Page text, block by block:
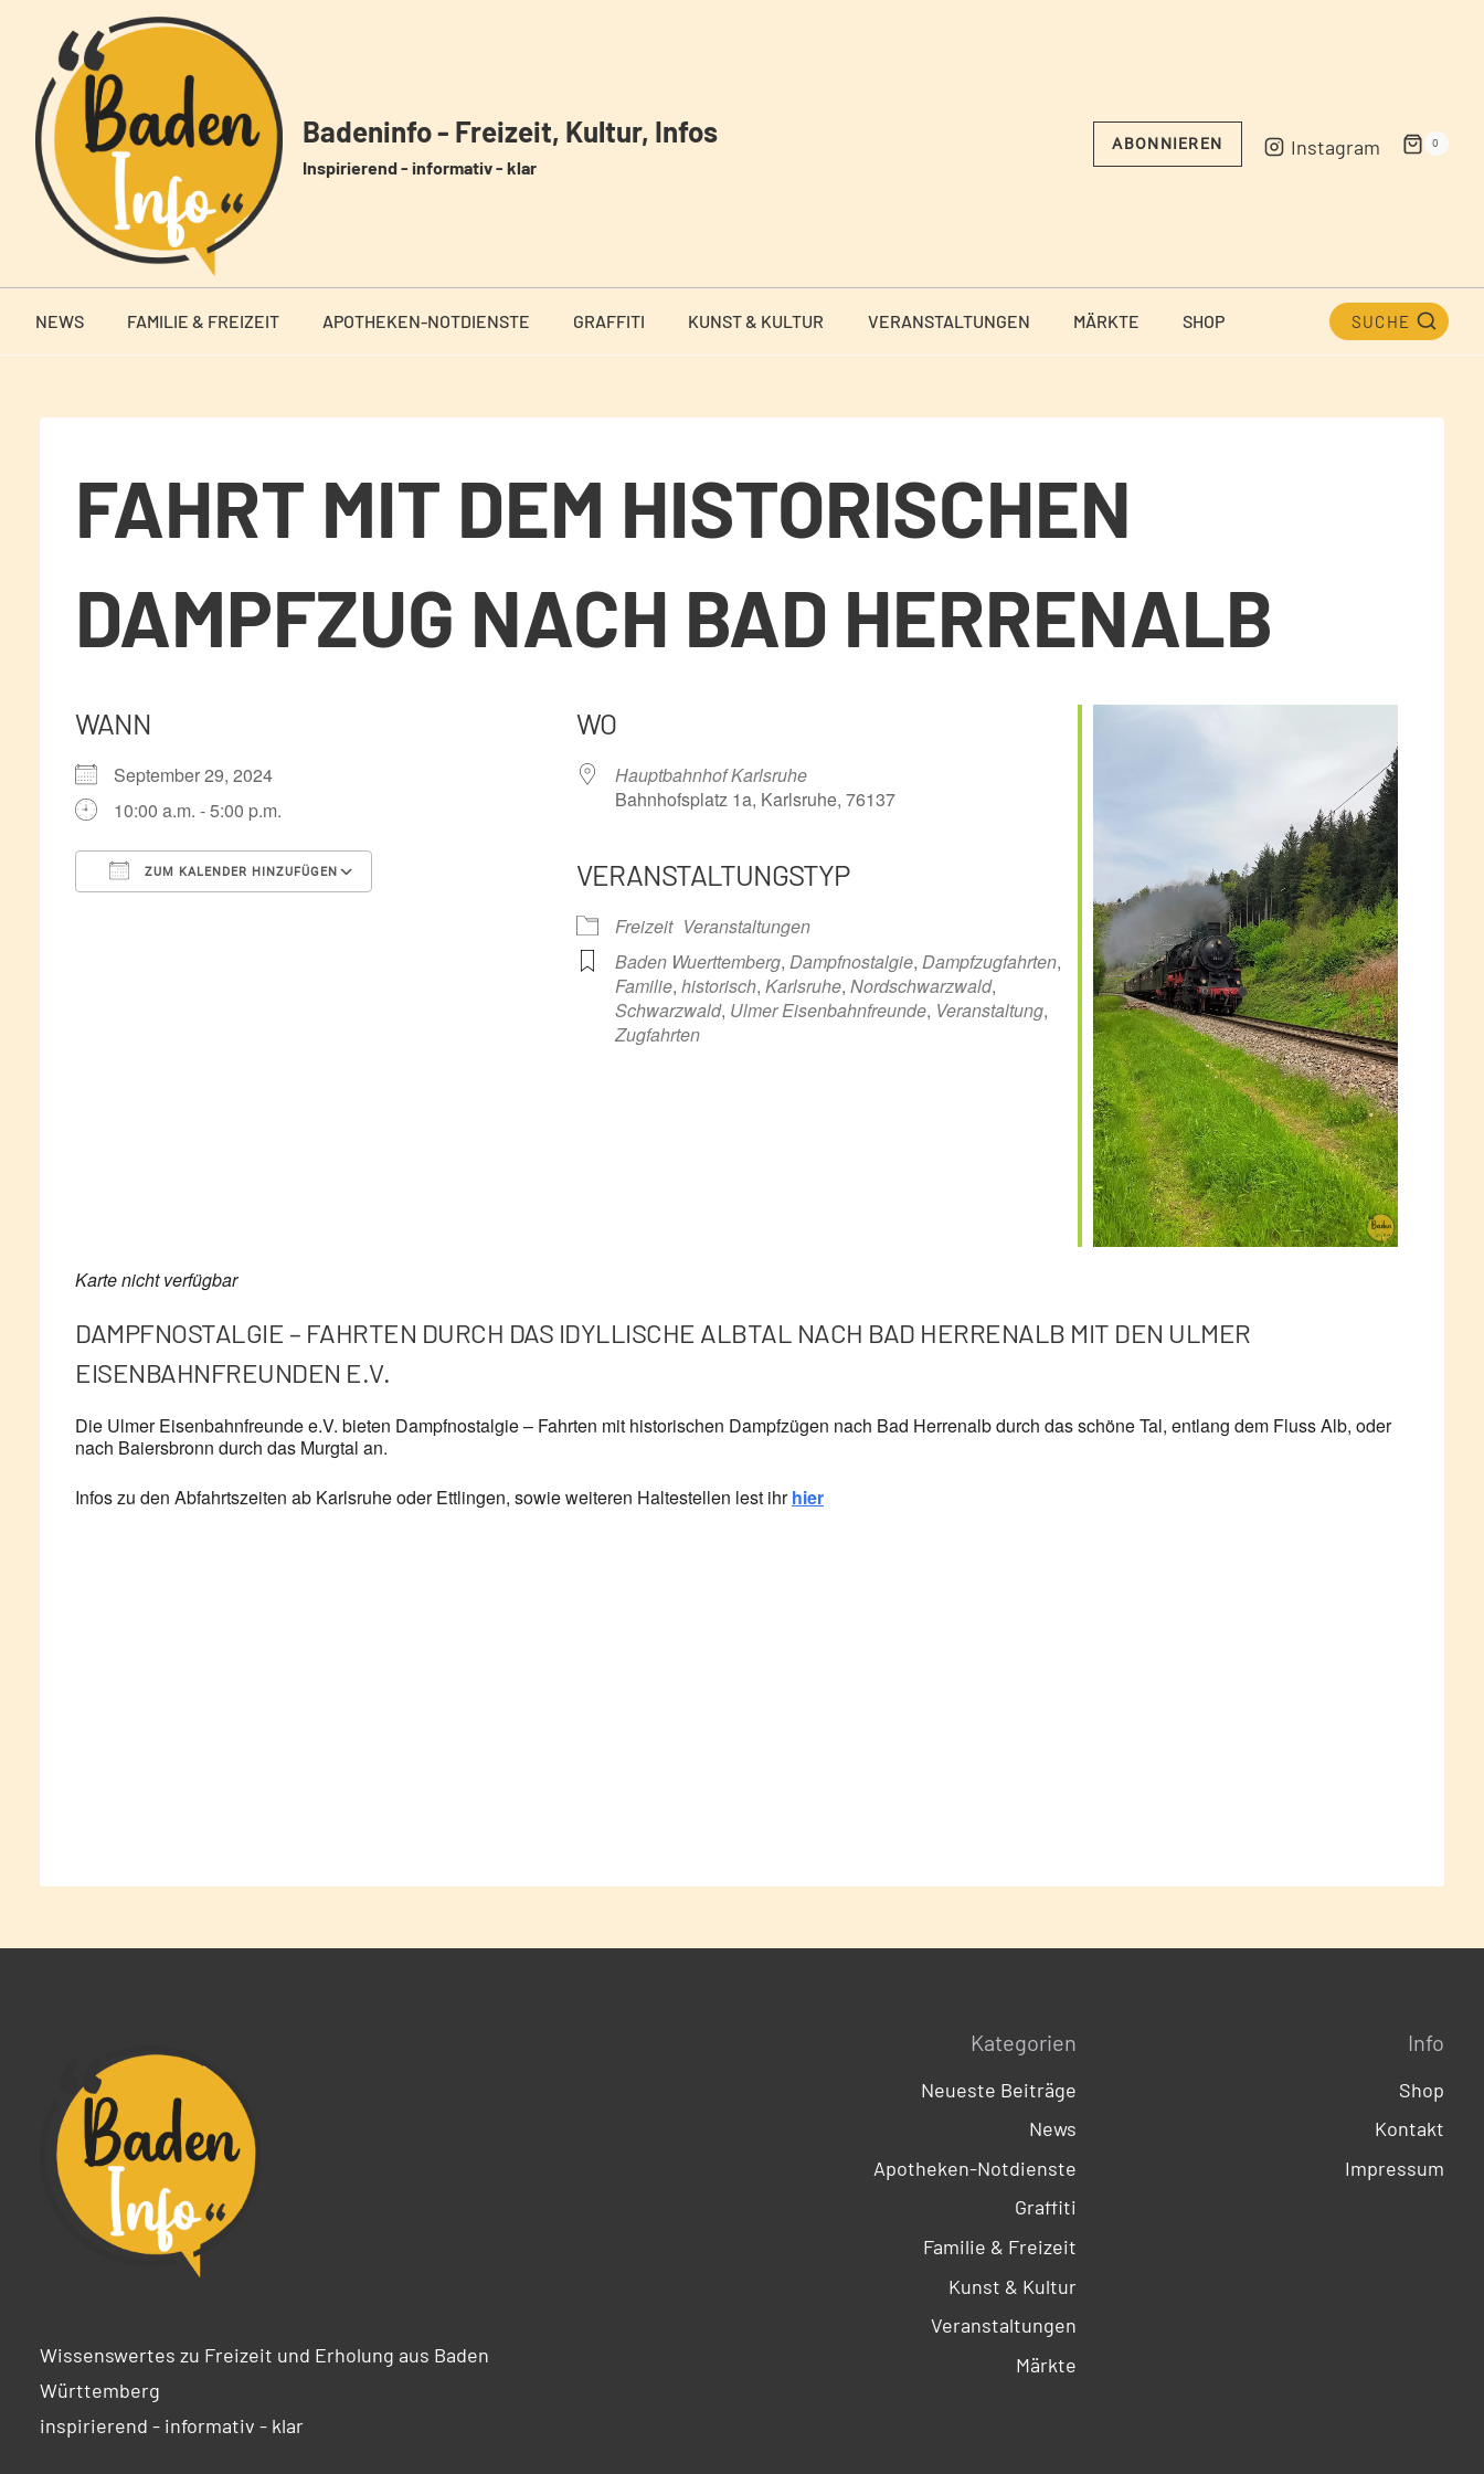
springen
Badeninfo - Freizeit, Kultur, Infos
Inspirierend - informativ - klar
ABONNIEREN Instagram 0
NEWS FAMILIE & FREIZEIT APOTHEKEN-NOTDIENSTE GRAFFITI KUNST & KULTUR VERANSTALTUNGEN MÄRKTE SHOP SUCHE
FAHRT MIT DEM HISTORISCHEN
DAMPFZUG NACH BAD HERRENALB
WANN
September 29, 2024
10:00 a.m. - 5:00 p.m.
ZUM KALENDER HINZUFÜGEN
Outlook Live
WO
Hauptbahnhof Karlsruhe
Bahnhofsplatz 1a, Karlsruhe, 76137
VERANSTALTUNGSTYP
Freizeit Veranstaltungen
Baden Wuerttemberg, Dampfnostalgie, Dampfzugfahrten,
Familie, historisch, Karlsruhe, Nordschwarzwald,
Schwarzwald, Ulmer Eisenbahnfreunde, Veranstaltung,
Zugfahrten
Karte nicht verfügbar
DAMPFNOSTALGIE – FAHRTEN DURCH DAS IDYLLISCHE ALBTAL NACH BAD HERRENALB MIT DEN ULMER
EISENBAHNFREUNDEN E.V.
Die Ulmer Eisenbahnfreunde e.V. bieten Dampfnostalgie – Fahrten mit historischen Dampfzügen nach Bad Herrenalb durch das schöne Tal, entlang dem Fluss Alb, oder
nach Baiersbronn durch das Murgtal an.
Infos zu den Abfahrtszeiten ab Karlsruhe oder Ettlingen, sowie weiteren Haltestellen lest ihrhier
Wissenswertes zu Freizeit und Erholung aus Baden
Württemberg
inspirierend - informativ - klar
Kategorien
Neueste Beiträge
News
Apotheken-Notdienste
Graffiti
Familie & Freizeit
Kunst & Kultur
Veranstaltungen
Märkte
Info
Shop
Kontakt
Impressum